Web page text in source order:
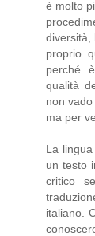
è molto
diversità,
proprio
perché
qualità
non
ma per
La
un testo
critico
italiano.